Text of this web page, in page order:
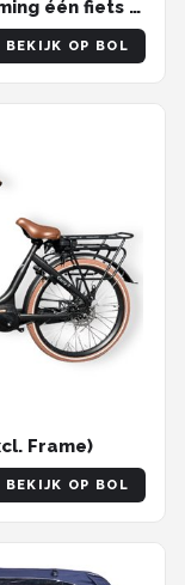
één fiets -
BEKIJK OP BOL
Frame)
BEKIJK OP BOL